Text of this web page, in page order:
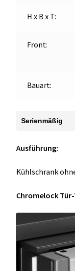
H x B x T:
Front:
Bauart:
Serienmäßig
Ausführung:
Kühlschrank
Chromelock